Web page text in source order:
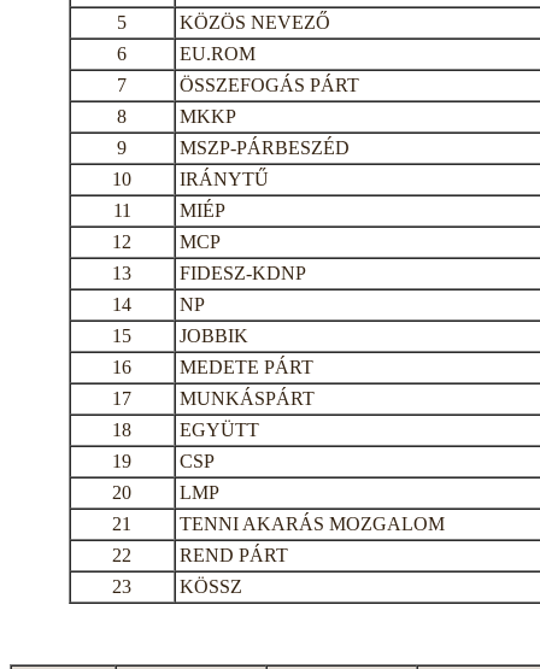
5
KÖZÖS NEVEZŐ
6
EU.ROM
7
ÖSSZEFOGÁS PÁRT
8
MKKP
9
MSZP-PÁRBESZÉD
10
IRÁNYTŰ
11
MIÉP
12
MCP
13
FIDESZ-KDNP
14
NP
15
JOBBIK
16
MEDETE PÁRT
17
MUNKÁSPÁRT
18
EGYÜTT
19
CSP
20
LMP
21
TENNI AKARÁS MOZGALOM
22
REND PÁRT
23
KÖSSZ